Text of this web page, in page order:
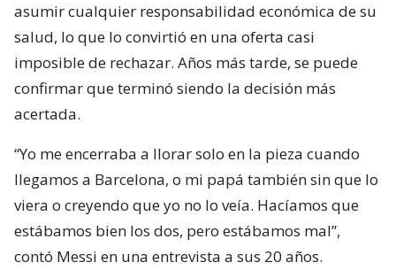
asumir cualquier responsabilidad económica de su
salud, lo que lo convirtió en una oferta casi
imposible de rechazar. Años más tarde, se puede
confirmar que terminó siendo la decisión más
acertada.
“Yo me encerraba a llorar solo en la pieza cuando
llegamos a Barcelona, o mi papá también sin que lo
viera o creyendo que yo no lo veía. Hacíamos que
estábamos bien los dos, pero estábamos mal”,
contó Messi en una entrevista a sus 20 años.